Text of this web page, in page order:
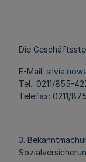
Die
E-Mail:
Tel.: 0211/855-
Telefax: 0211/
3.